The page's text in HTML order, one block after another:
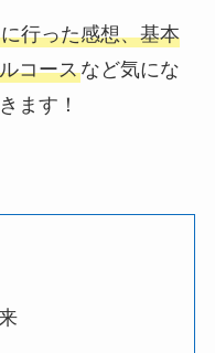
行った感想、基本
コースなど気にな
ます！